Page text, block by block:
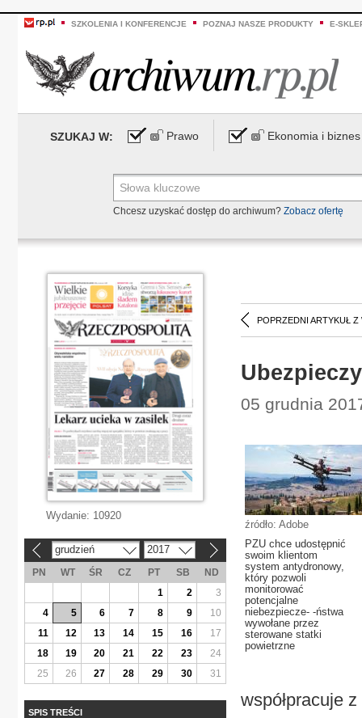
SZKOLENIA I KONFERENCJE POZNAJ NASZE PRODUKTY E-
SZUKAJ W: Prawo Ekonomia i biznes
Chcesz uzyskać dostęp do archiwum? Zobacz ofertę
POPRZEDNI ARTYKUŁ Z
05 grudnia
źródło: Adobe
PZU chce udostępnić
swoim klientom
system antydronowy,
który pozwoli
monitorować
potencjalne
niebezpiecze- -ństwa
wywołane przez
sterowane statki
powietrzne
współpracuje
Wydanie: 10920
grudzień 2017
PN WT ŚR CZ PT SB
ND
1
2
3
4
5 6 7 8 9
10
11
12 13 14 15 16
17
18
19 20 21 22 23
24
25
26 27 28 29 30 31
SPIS TREŚCI